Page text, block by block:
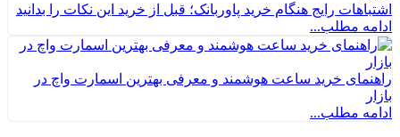
اشتباهات رایج هنگام خرید پاوربانک؛ قبل از خرید این نکات را بدانید
ادامه مطلب...
راهنمای خرید ساعت هوشمند و معرفی بهترین اسمارت واچ در
بازار
ادامه مطلب...